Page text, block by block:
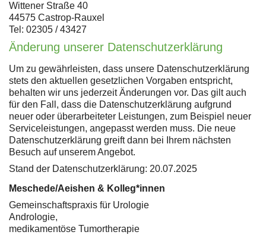
Wittener Straße 40
44575 Castrop-Rauxel
Tel: 02305 / 43427
Änderung unserer Datenschutzerklärung
Um zu gewährleisten, dass unsere Datenschutzerklärung
stets den aktuellen gesetzlichen Vorgaben entspricht,
behalten wir uns jederzeit Änderungen vor. Das gilt auch
für den Fall, dass die Datenschutzerklärung aufgrund
neuer oder überarbeiteter Leistungen, zum Beispiel neuer
Serviceleistungen, angepasst werden muss. Die neue
Datenschutzerklärung greift dann bei Ihrem nächsten
Besuch auf unserem Angebot.
Stand der Datenschutzerklärung: 20.07.2025
Meschede/Aeishen & Kolleg*innen
Gemeinschaftspraxis für Urologie
Andrologie,
medikamentöse Tumortherapie